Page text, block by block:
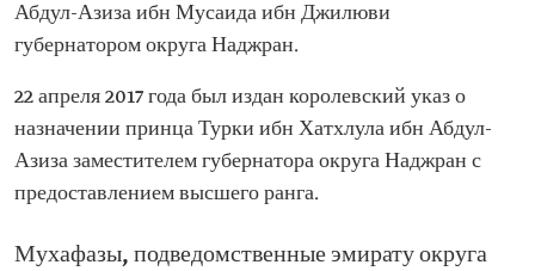
Абдул-Азиза ибн Мусаида ибн Джилюви
губернатором округа Наджран.
22 апреля 2017 года был издан королевский указ о
назначении принца Турки ибн Хатхлула ибн Абдул-
Азиза заместителем губернатора округа Наджран с
предоставлением высшего ранга.
Мухафазы, подведомственные эмирату округа